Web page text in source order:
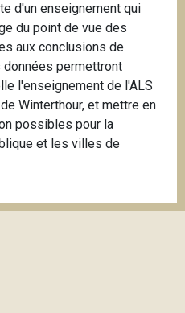
d'un enseignement qui
du point de vue des
aux conclusions de
données permettront
l'enseignement de l'ALS
Winterthour, et mettre en
possibles pour la
et les villes de